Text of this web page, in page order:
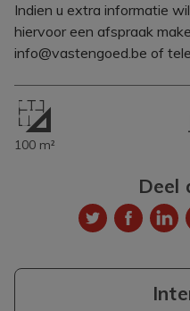
Indien u extra informatie
hiervoor een afspraak
info@vastengoed.be of
100 m²
Deel